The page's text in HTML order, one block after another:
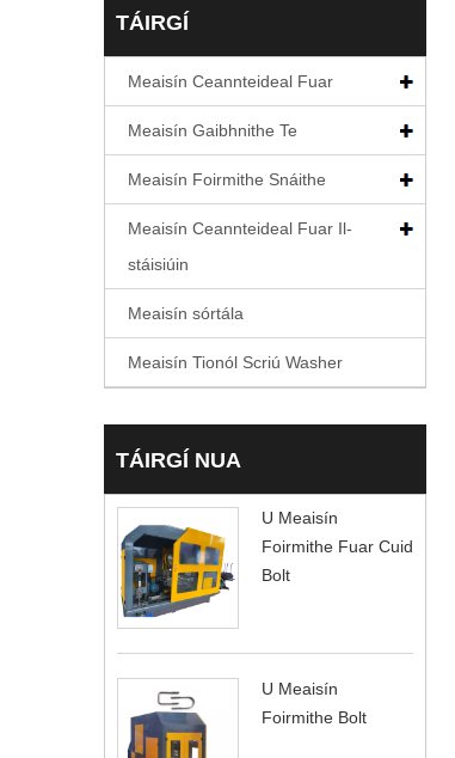
TÁIRGÍ
Meaisín Ceannteideal Fuar
Meaisín Gaibhnithe Te
Meaisín Foirmithe Snáithe
Meaisín Ceannteideal Fuar Il-
stáisiúin
Meaisín sórtála
Meaisín Tionól Scriú Washer
TÁIRGÍ NUA
U Meaisín
Foirmithe Fuar Cuid
Bolt
U Meaisín
Foirmithe Bolt